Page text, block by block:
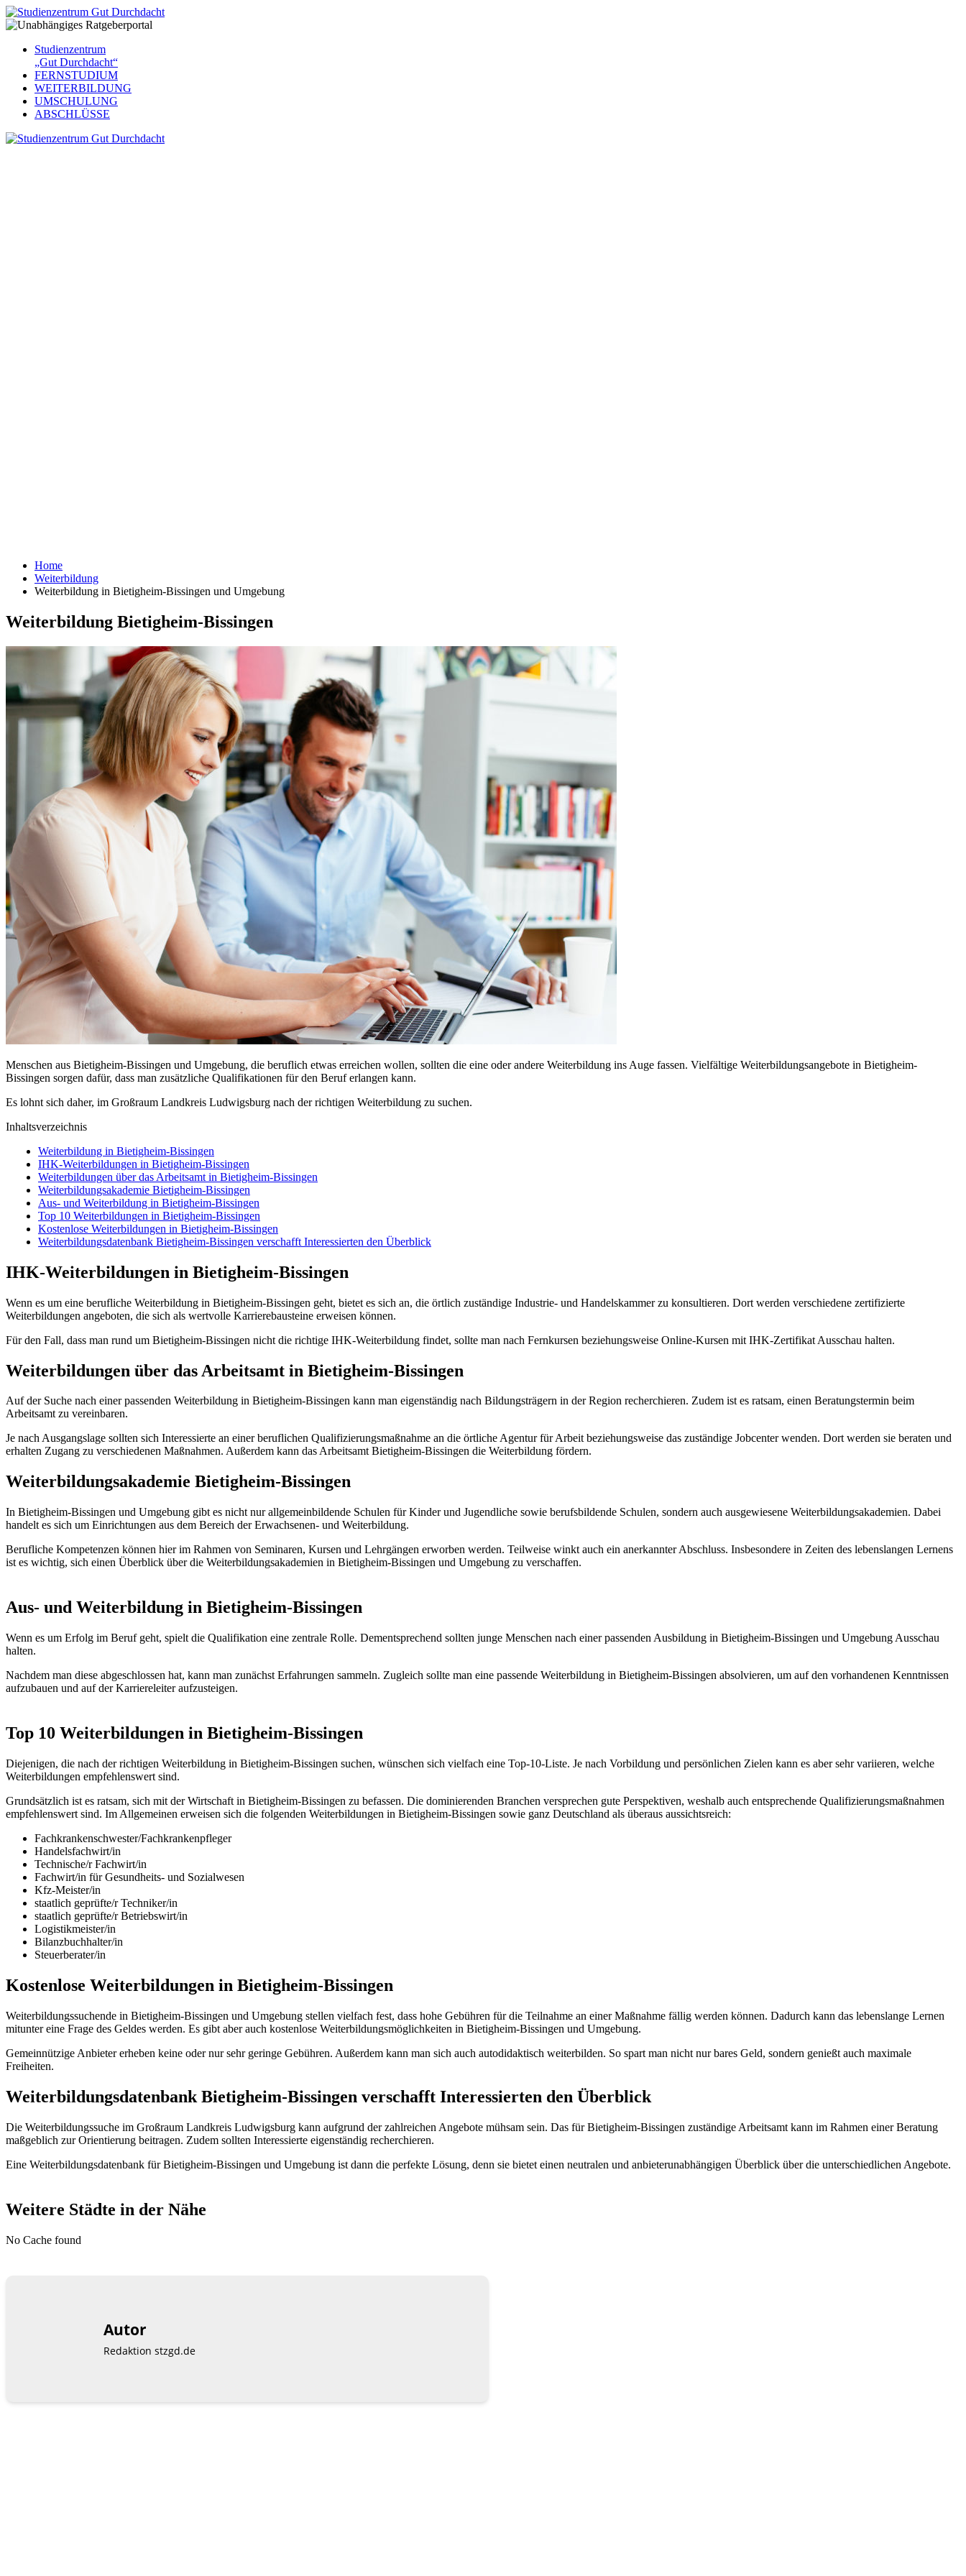
Studienzentrum
„Gut Durchdacht“
FERNSTUDIUM
WEITERBILDUNG
UMSCHULUNG
ABSCHLÜSSE
Home
Weiterbildung
Weiterbildung in Bietigheim-Bissingen und Umgebung
Weiterbildung Bietigheim-Bissingen
Menschen aus Bietigheim-Bissingen und Umgebung, die beruflich etwas erreichen wollen, sollten die eine oder andere Weiterbildung ins Auge fassen. Vielfältige Weiterbildungsangebote in Bietigheim-
Bissingen sorgen dafür, dass man zusätzliche Qualifikationen für den Beruf erlangen kann.
Es lohnt sich daher, im Großraum Landkreis Ludwigsburg nach der richtigen Weiterbildung zu suchen.
Inhaltsverzeichnis
Weiterbildung in Bietigheim-Bissingen
IHK-Weiterbildungen in Bietigheim-Bissingen
Weiterbildungen über das Arbeitsamt in Bietigheim-Bissingen
Weiterbildungsakademie Bietigheim-Bissingen
Aus- und Weiterbildung in Bietigheim-Bissingen
Top 10 Weiterbildungen in Bietigheim-Bissingen
Kostenlose Weiterbildungen in Bietigheim-Bissingen
Weiterbildungsdatenbank Bietigheim-Bissingen verschafft Interessierten den Überblick
IHK-Weiterbildungen in Bietigheim-Bissingen
Wenn es um eine berufliche Weiterbildung in Bietigheim-Bissingen geht, bietet es sich an, die örtlich zuständige Industrie- und Handelskammer zu konsultieren. Dort werden verschiedene zertifizierte
Weiterbildungen angeboten, die sich als wertvolle Karrierebausteine erweisen können.
Für den Fall, dass man rund um Bietigheim-Bissingen nicht die richtige IHK-Weiterbildung findet, sollte man nach Fernkursen beziehungsweise Online-Kursen mit IHK-Zertifikat Ausschau halten.
Weiterbildungen über das Arbeitsamt in Bietigheim-Bissingen
Auf der Suche nach einer passenden Weiterbildung in Bietigheim-Bissingen kann man eigenständig nach Bildungsträgern in der Region recherchieren. Zudem ist es ratsam, einen Beratungstermin beim
Arbeitsamt zu vereinbaren.
Je nach Ausgangslage sollten sich Interessierte an einer beruflichen Qualifizierungsmaßnahme an die örtliche Agentur für Arbeit beziehungsweise das zuständige Jobcenter wenden. Dort werden sie beraten und
erhalten Zugang zu verschiedenen Maßnahmen. Außerdem kann das Arbeitsamt Bietigheim-Bissingen die Weiterbildung fördern.
Weiterbildungsakademie Bietigheim-Bissingen
In Bietigheim-Bissingen und Umgebung gibt es nicht nur allgemeinbildende Schulen für Kinder und Jugendliche sowie berufsbildende Schulen, sondern auch ausgewiesene Weiterbildungsakademien. Dabei
handelt es sich um Einrichtungen aus dem Bereich der Erwachsenen- und Weiterbildung.
Berufliche Kompetenzen können hier im Rahmen von Seminaren, Kursen und Lehrgängen erworben werden. Teilweise winkt auch ein anerkannter Abschluss. Insbesondere in Zeiten des lebenslangen Lernens
ist es wichtig, sich einen Überblick über die Weiterbildungsakademien in Bietigheim-Bissingen und Umgebung zu verschaffen.
Aus- und Weiterbildung in Bietigheim-Bissingen
Wenn es um Erfolg im Beruf geht, spielt die Qualifikation eine zentrale Rolle. Dementsprechend sollten junge Menschen nach einer passenden Ausbildung in Bietigheim-Bissingen und Umgebung Ausschau
halten.
Nachdem man diese abgeschlossen hat, kann man zunächst Erfahrungen sammeln. Zugleich sollte man eine passende Weiterbildung in Bietigheim-Bissingen absolvieren, um auf den vorhandenen Kenntnissen
aufzubauen und auf der Karriereleiter aufzusteigen.
Top 10 Weiterbildungen in Bietigheim-Bissingen
Diejenigen, die nach der richtigen Weiterbildung in Bietigheim-Bissingen suchen, wünschen sich vielfach eine Top-10-Liste. Je nach Vorbildung und persönlichen Zielen kann es aber sehr variieren, welche
Weiterbildungen empfehlenswert sind.
Grundsätzlich ist es ratsam, sich mit der Wirtschaft in Bietigheim-Bissingen zu befassen. Die dominierenden Branchen versprechen gute Perspektiven, weshalb auch entsprechende Qualifizierungsmaßnahmen
empfehlenswert sind. Im Allgemeinen erweisen sich die folgenden Weiterbildungen in Bietigheim-Bissingen sowie ganz Deutschland als überaus aussichtsreich:
Fachkrankenschwester/Fachkrankenpfleger
Handelsfachwirt/in
Technische/r Fachwirt/in
Fachwirt/in für Gesundheits- und Sozialwesen
Kfz-Meister/in
staatlich geprüfte/r Techniker/in
staatlich geprüfte/r Betriebswirt/in
Logistikmeister/in
Bilanzbuchhalter/in
Steuerberater/in
Kostenlose Weiterbildungen in Bietigheim-Bissingen
Weiterbildungssuchende in Bietigheim-Bissingen und Umgebung stellen vielfach fest, dass hohe Gebühren für die Teilnahme an einer Maßnahme fällig werden können. Dadurch kann das lebenslange Lernen
mitunter eine Frage des Geldes werden. Es gibt aber auch kostenlose Weiterbildungsmöglichkeiten in Bietigheim-Bissingen und Umgebung.
Gemeinnützige Anbieter erheben keine oder nur sehr geringe Gebühren. Außerdem kann man sich auch autodidaktisch weiterbilden. So spart man nicht nur bares Geld, sondern genießt auch maximale
Freiheiten.
Weiterbildungsdatenbank Bietigheim-Bissingen verschafft Interessierten den Überblick
Die Weiterbildungssuche im Großraum Landkreis Ludwigsburg kann aufgrund der zahlreichen Angebote mühsam sein. Das für Bietigheim-Bissingen zuständige Arbeitsamt kann im Rahmen einer Beratung
maßgeblich zur Orientierung beitragen. Zudem sollten Interessierte eigenständig recherchieren.
Eine Weiterbildungsdatenbank für Bietigheim-Bissingen und Umgebung ist dann die perfekte Lösung, denn sie bietet einen neutralen und anbieterunabhängigen Überblick über die unterschiedlichen Angebote.
Weitere Städte in der Nähe
No Cache found
Autor
Redaktion stzgd.de